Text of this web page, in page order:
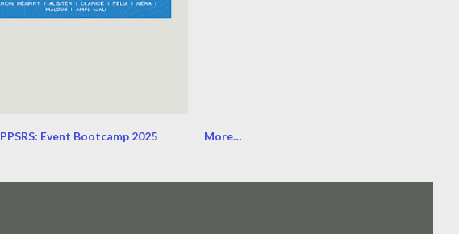
PPSRS: Event Bootcamp 2025 More…